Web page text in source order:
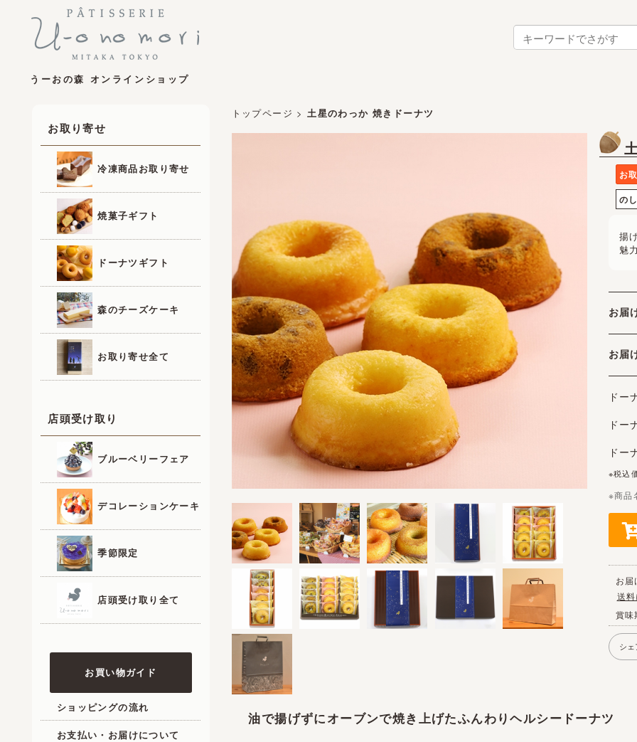
うーおの森 オンラインショップ
お取り寄せ
冷凍商品お取り寄せ
焼菓子ギフト
ドーナツギフト
森のチーズケーキ
お取り寄せ全て
店頭受け取り
ブルーベリーフェア
デコレーションケーキ
季節限定
店頭受け取り全て
お買い物ガイド
ショッピングの流れ
お支払い・お届けについて
トップページ >土星のわっか 焼きドーナツ
お
のし
揚
魅
お届
お
ドー
ドー
ドー
※税込
※商品
お
送
賞味
シェ
油で揚げずにオーブンで焼き上げたふんわりヘルシードーナツ